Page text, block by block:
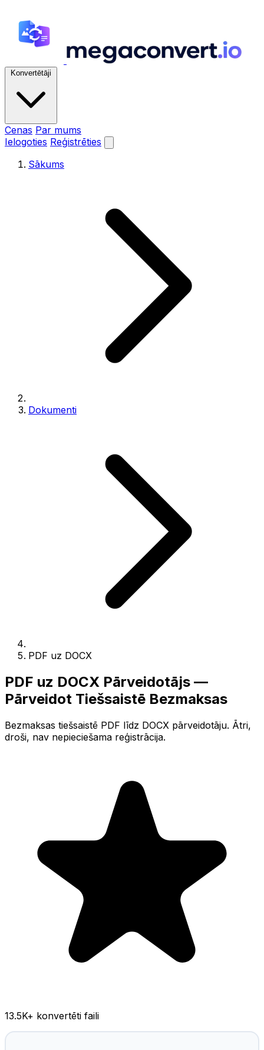
Konvertētāji
Cenas Par mums
Ielogoties Reģistrēties
Sākums
Dokumenti
PDF uz DOCX
PDF uz DOCX Pārveidotājs —
Pārveidot Tiešsaistē Bezmaksas
Bezmaksas tiešsaistē PDF līdz DOCX pārveidotāju. Ātri,
droši, nav nepieciešama reģistrācija.
13.5K+ konvertēti faili